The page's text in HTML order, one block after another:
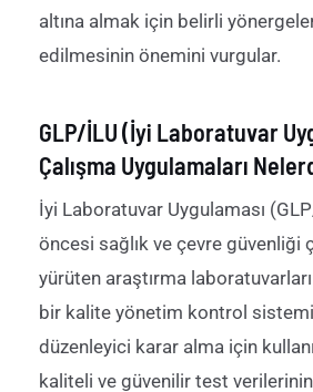
altına almak için belirli
edilmesinin önemini vurgular.
GLP/İLU (İyi Laboratuvar
Çalışma Uygulamaları
İyi Laboratuvar Uygulaması (GLP
öncesi sağlık ve çevre güvenliği
yürüten araştırma
bir kalite yönetim kontrol
düzenleyici karar alma için
kaliteli ve güvenilir test